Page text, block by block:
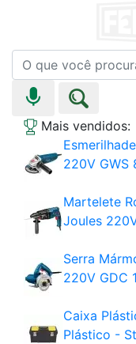
Mais vendidos:
220V GWS
Martelete
Joules
Serra
220V GDC
Caixa
Plástico -